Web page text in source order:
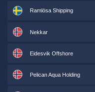
Ramlösa Shipping
Nekkar
Eidesvik Offshore
Pelican Aqua Holding